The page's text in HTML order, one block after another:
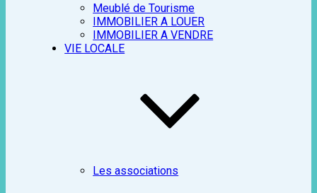
Meublé de Tourisme
IMMOBILIER A LOUER
IMMOBILIER A VENDRE
VIE LOCALE
Les associations